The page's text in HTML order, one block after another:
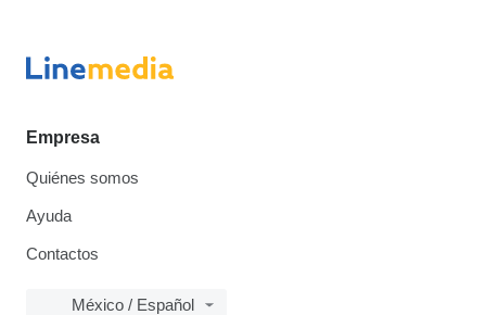
Empresa
Quiénes somos
Ayuda
Contactos
México / Español